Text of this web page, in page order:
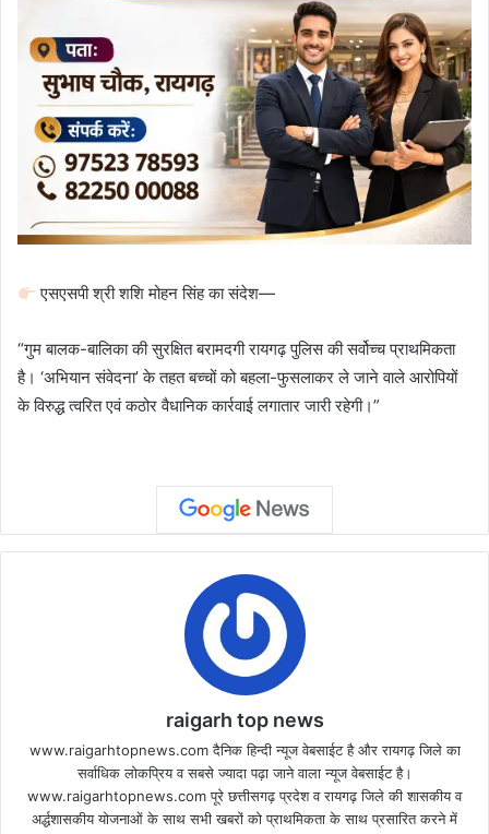
एसएसपी श्री शशि मोहन सिंह का संदेश—
“गुम बालक-बालिका की सुरक्षित बरामदगी रायगढ़ पुलिस की सर्वोच्च प्राथमिकता
है। ‘अभियान संवेदना’ के तहत बच्चों को बहला-फुसलाकर ले जाने वाले आरोपियों
के विरुद्ध त्वरित एवं कठोर वैधानिक कार्रवाई लगातार जारी रहेगी।”
raigarh top news
www.raigarhtopnews.com दैनिक हिन्दी न्यूज वेबसाईट है और रायगढ़ जिले का
सर्वाधिक लोकप्रिय व सबसे ज्यादा पढ़ा जाने वाला न्यूज वेबसाईट है।
www.raigarhtopnews.com पूरे छत्तीसगढ़ प्रदेश व रायगढ़ जिले की शासकीय व
अर्द्धशासकीय योजनाओं के साथ सभी खबरों को प्राथमिकता के साथ प्रसारित करने में